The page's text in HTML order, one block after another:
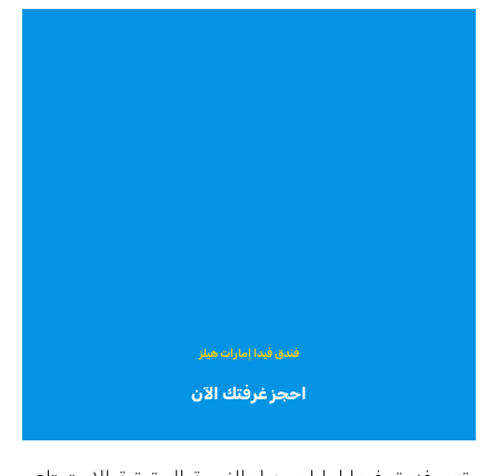
فندق فيدا إمارات هيلز
احجز غرفتك الآن